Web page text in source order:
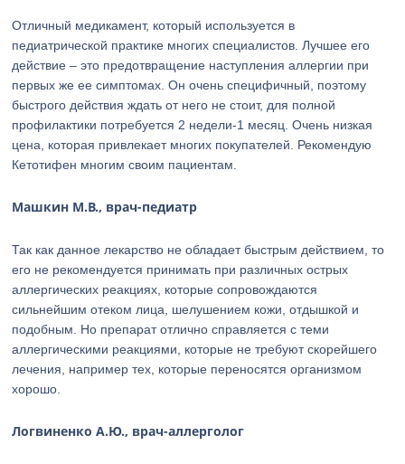
Отличный медикамент, который используется в
педиатрической практике многих специалистов. Лучшее его
действие – это предотвращение наступления аллергии при
первых же ее симптомах. Он очень специфичный, поэтому
быстрого действия ждать от него не стоит, для полной
профилактики потребуется 2 недели-1 месяц. Очень низкая
цена, которая привлекает многих покупателей. Рекомендую
Кетотифен многим своим пациентам.
Машкин М.В., врач-педиатр
Так как данное лекарство не обладает быстрым действием, то
его не рекомендуется принимать при различных острых
аллергических реакциях, которые сопровождаются
сильнейшим отеком лица, шелушением кожи, отдышкой и
подобным. Но препарат отлично справляется с теми
аллергическими реакциями, которые не требуют скорейшего
лечения, например тех, которые переносятся организмом
хорошо.
Логвиненко А.Ю., врач-аллерголог